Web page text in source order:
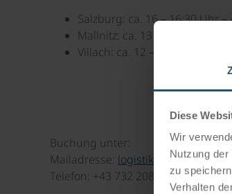
Diese
Wir
Nutzung
zu
Verhalten
Salzburg: ca. 16 – 16:30 Uhr
Mallnitz: ca. 13 – 15 Uhr –
Villach: ca. 12 – 14 Uhr –
Buchung unter:
Mailadresse: logistik-
Telefon: +43 732 2080 1084